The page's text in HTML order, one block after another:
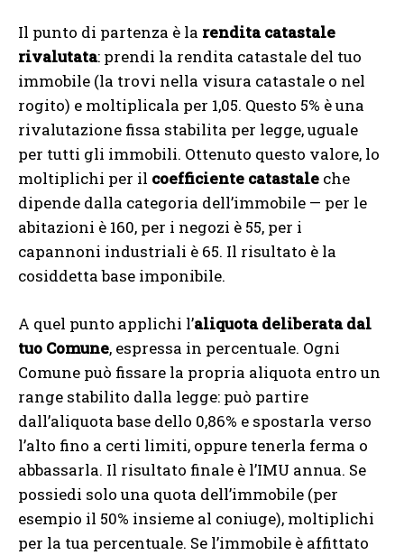
Il punto di partenza è la rendita catastale
rivalutata: prendi la rendita catastale del tuo
immobile (la trovi nella visura catastale o nel
rogito) e moltiplicala per 1,05. Questo 5% è una
rivalutazione fissa stabilita per legge, uguale
per tutti gli immobili. Ottenuto questo valore, lo
moltiplichi per il coefficiente catastale che
dipende dalla categoria dell’immobile — per le
abitazioni è 160, per i negozi è 55, per i
capannoni industriali è 65. Il risultato è la
cosiddetta base imponibile.
A quel punto applichi l’aliquota deliberata dal
tuo Comune, espressa in percentuale. Ogni
Comune può fissare la propria aliquota entro un
range stabilito dalla legge: può partire
dall’aliquota base dello 0,86% e spostarla verso
l’alto fino a certi limiti, oppure tenerla ferma o
abbassarla. Il risultato finale è l’IMU annua. Se
possiedi solo una quota dell’immobile (per
esempio il 50% insieme al coniuge), moltiplichi
per la tua percentuale. Se l’immobile è affittato